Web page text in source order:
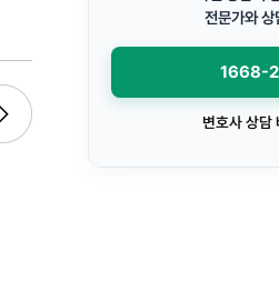
전문가와 상
1668-
변호사 상담